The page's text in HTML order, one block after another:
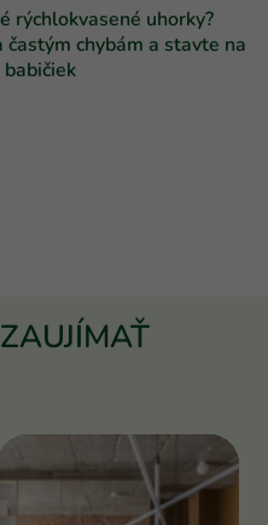
rýchlokvasené uhorky?
častým chybám a stavte na